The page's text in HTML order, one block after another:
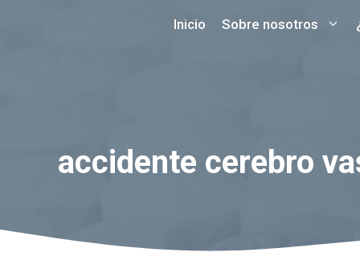
Inicio Sobre nosotros
accidente cerebro